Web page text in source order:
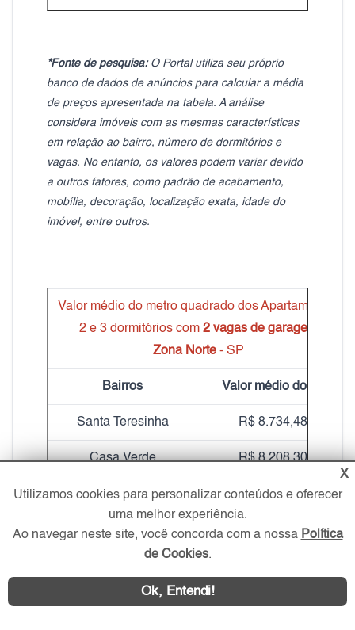
*Fonte de pesquisa:O Portal utiliza seu próprio
banco de dados de anúncios para calcular a média
de preços apresentada na tabela. A análise
considera imóveis com as mesmas características
em relação ao bairro, número de dormitórios e
vagas. No entanto, os valores podem variar devido
a outros fatores, como padrão de acabamento,
mobília, decoração, localização exata, idade do
imóvel, entre outros.
Valor médio do metro quadrado dos Apartamentos
2 e 3 dormitórios com 2 vagas de garagem
Zona Norte - SP
Bairros Valor médio do m²
Santa Teresinha R$ 8.734,48
Casa Verde R$ 8.208,30
Imirim R$ 7.667,08
Lauzane Paulista R$ 7.974,16
X
Utilizamos cookies para personalizar conteúdos e oferecer
uma melhor experiência.
Ao navegar neste site, você concorda com a nossa Política
de Cookies.
Ok, Entendi!